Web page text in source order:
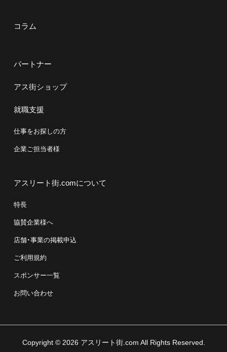
コラム
パートナー
アス街ショップ
就職支援
仕事をお探しの方
企業ご担当者様
アスリート街.comについて
特長
協賛企業様へ
店舗・事業の掲載申込
ご利用規約
スポンサー一覧
お問い合わせ
Copyright © 2026 アスリート街.com All Rights Reserved.